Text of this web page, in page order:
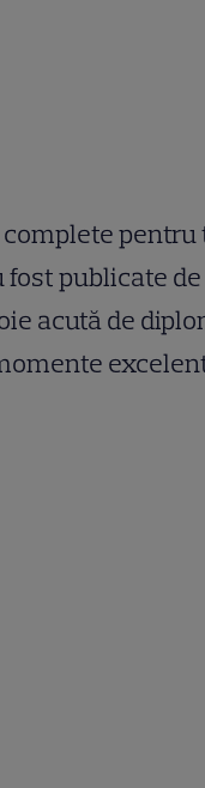
pentru
fost publicate de
acută de